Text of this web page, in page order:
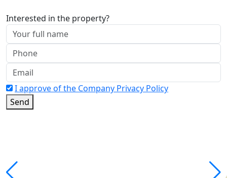
Interested in the property?
I approve of the Company Privacy Policy
Send